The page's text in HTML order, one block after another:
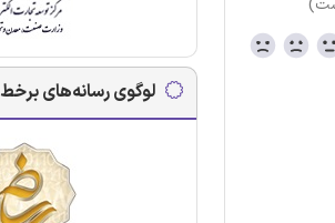
لوگوی رسانه‌های برخط